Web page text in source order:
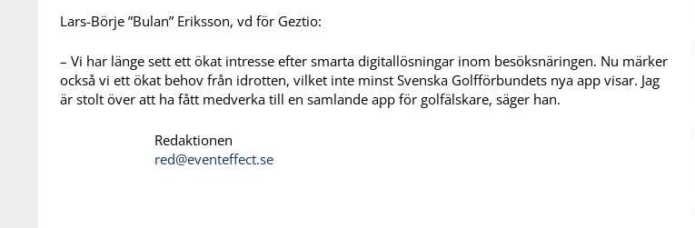
Lars-Börje ”Bulan” Eriksson, vd för Geztio:
– Vi har länge sett ett ökat intresse efter smarta digitallösningar inom besöksnäringen. Nu märker
också vi ett ökat behov från idrotten, vilket inte minst Svenska Golfförbundets nya app visar. Jag
är stolt över att ha fått medverka till en samlande app för golfälskare, säger han.
Redaktionen
red@eventeffect.se